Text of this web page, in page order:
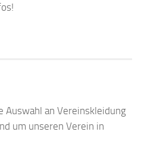
an Vereinskleidung
um unseren Verein in